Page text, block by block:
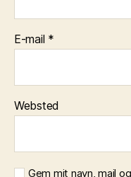
E-mail *
Websted
Gem mit navn, mail